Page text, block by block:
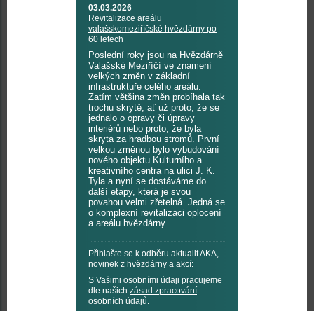
03.03.2026
Revitalizace areálu
valašskomeziříčské hvězdárny po
60 letech
Poslední roky jsou na Hvězdárně
Valašské Meziříčí ve znamení
velkých změn v základní
infrastruktuře celého areálu.
Zatím většina změn probíhala tak
trochu skrytě, ať už proto, že se
jednalo o opravy či úpravy
interiérů nebo proto, že byla
skryta za hradbou stromů. První
velkou změnou bylo vybudování
nového objektu Kulturního a
kreativního centra na ulici J. K.
Tyla a nyní se dostáváme do
další etapy, která je svou
povahou velmi zřetelná. Jedná se
o komplexní revitalizaci oplocení
a areálu hvězdárny.
Přihlašte se k odběru aktualit AKA,
novinek z hvězdárny a akcí:
S Vašimi osobními údaji pracujeme
dle našich zásad zpracování
osobních údajů.